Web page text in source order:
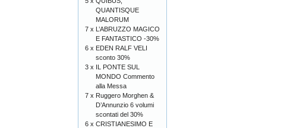
QUANTISQUE
MALORUM
7 x L’ABRUZZO MAGICO
E FANTASTICO -30%
6 x EDEN RALF VELI
sconto 30%
3 x IL PONTE SUL
MONDO Commento
alla Messa
7 x Ruggero Morghen &
D’Annunzio 6 volumi
scontati del 30%
6 x CRISTIANESIMO E